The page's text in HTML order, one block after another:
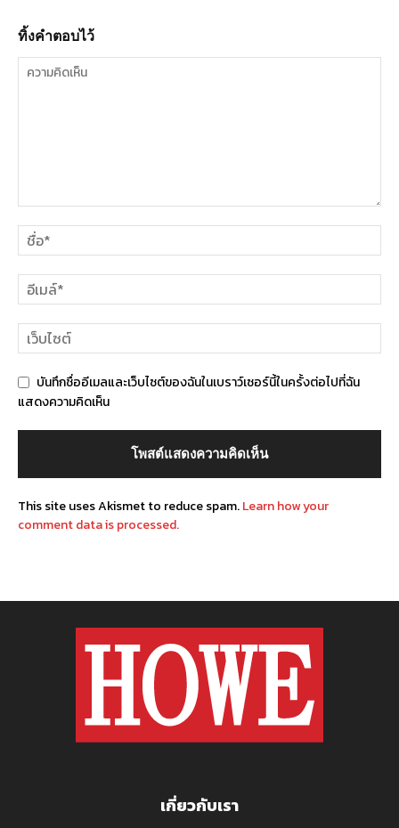
ทิ้งคำตอบไว้
บันทึกชื่ออีเมลและเว็บไซต์ของฉันในเบราว์เซอร์นี้ในครั้งต่อไปที่ฉัน
แสดงความคิดเห็น
This site uses Akismet to reduce spam.Learn how your
comment data is processed.
เกี่ยวกับเรา